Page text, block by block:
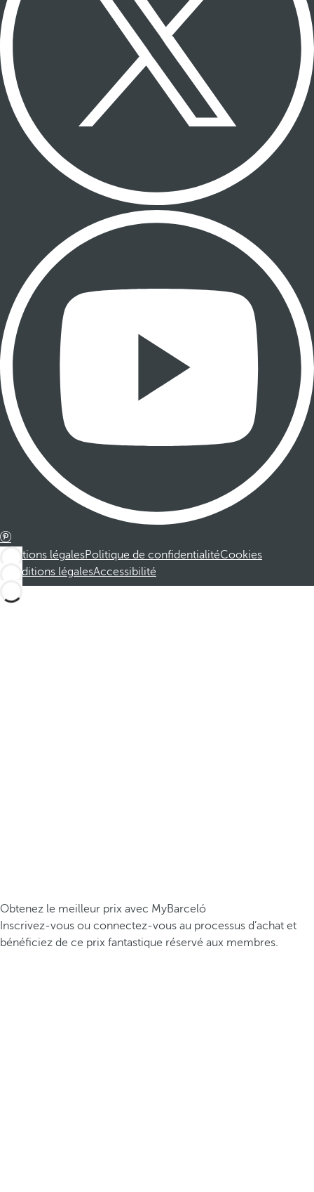
Mentions légalesPolitique de confidentialitéCookies
Conditions légalesAccessibilité
Obtenez le meilleur prix avec MyBarceló
Inscrivez-vous ou connectez-vous au processus d’achat et
bénéficiez de ce prix fantastique réservé aux membres.